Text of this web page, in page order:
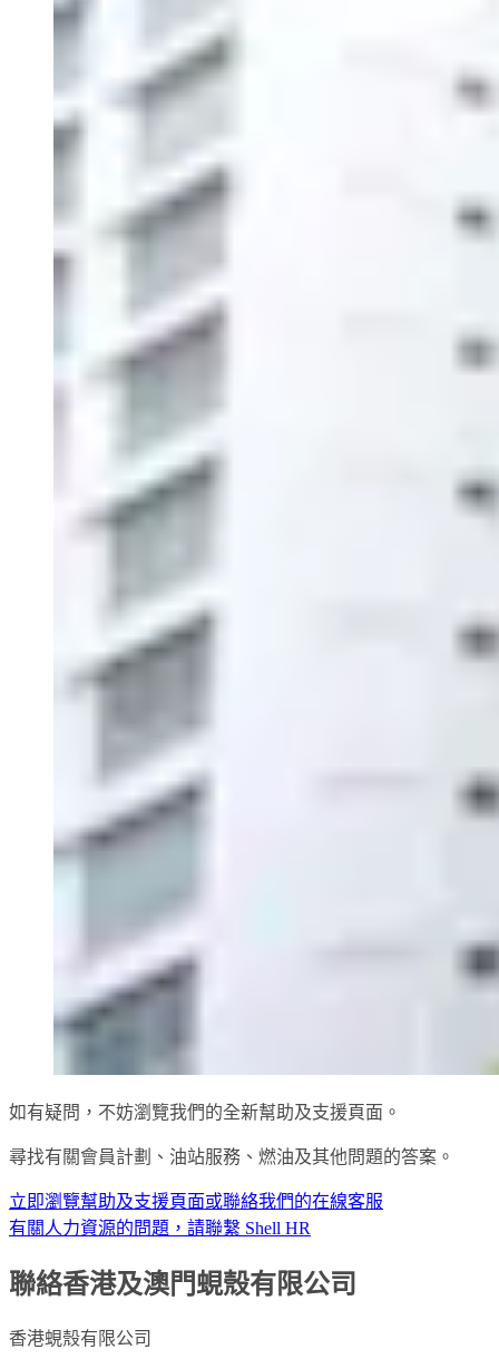
如有疑問，不妨瀏覽我們的全新幫助及支援頁面。
尋找有關會員計劃、油站服務、燃油及其他問題的答案。
立即瀏覽幫助及支援頁面或聯絡我們的在線客服
有關人力資源的問題，請聯繫 Shell HR
聯絡香港及澳門蜆殼有限公司
香港蜆殼有限公司